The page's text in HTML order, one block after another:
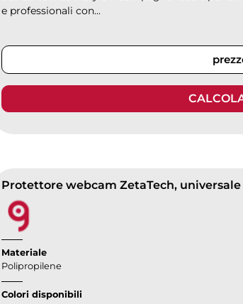
e professionali con...
Protettore webcam ZetaTech,
Materiale
Polipropilene
Colori disponibili